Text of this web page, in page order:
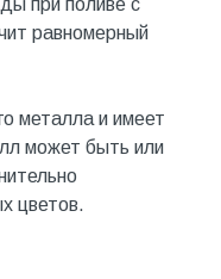
равномерный
металла и имеет
может быть или
цветов.